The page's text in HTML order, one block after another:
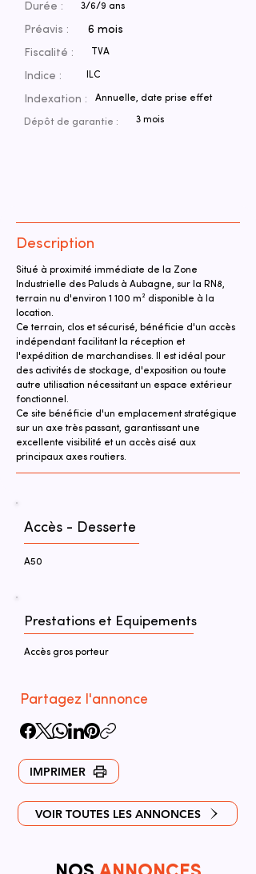
Durée : 3/6/9 ans
Préavis :
6 mois
Fiscalité :
TVA
Indice : ILC
Indexation : Annuelle, date prise effet
Dépôt de garantie : 3 mois
Description
Situé à proximité immédiate de la Zone
Industrielle des Paluds à Aubagne, sur la RN8,
terrain nu d'environ 1 100 m² disponible à la
location.
Ce terrain, clos et sécurisé, bénéficie d'un accès
indépendant facilitant la réception et
l'expédition de marchandises. Il est idéal pour
des activités de stockage, d'exposition ou toute
autre utilisation nécessitant un espace extérieur
fonctionnel.
Ce site bénéficie d'un emplacement stratégique
sur un axe très passant, garantissant une
excellente visibilité et un accès aisé aux
principaux axes routiers.
Accès - Desserte
A50
Prestations et Equipements
Accès gros porteur
Partagez l'annonce
IMPRIMER
VOIR TOUTES LES ANNONCES